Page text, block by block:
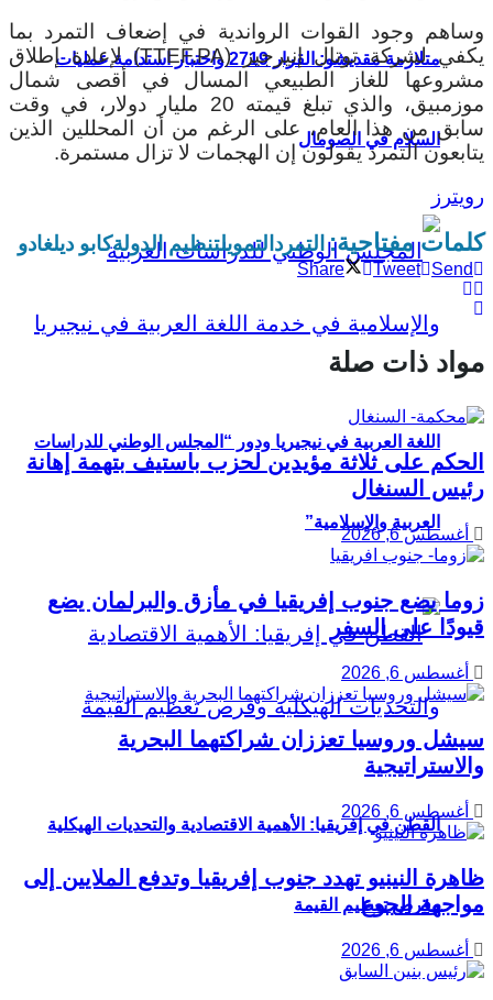
متلازمة مقديشو: القرار 2719 واختبار استدامة عمليات
السلام في الصومال
اللغة العربية في نيجيريا ودور “المجلس الوطني للدراسات
العربية والإسلامية”
القطن في إفريقيا: الأهمية الاقتصادية والتحديات الهيكلية
وفرص تعظيم القيمة
وساهم وجود القوات الرواندية في إضعاف التمرد بما
يكفي لشركة توتال إنيرجيز (TTEF.PA) لإعادة إطلاق
مشروعها للغاز الطبيعي المسال في أقصى شمال
موزمبيق، والذي تبلغ قيمته 20 مليار دولار، في وقت
سابق من هذا العام، على الرغم من أن المحللين الذين
يتابعون التمرد يقولون إن الهجمات لا تزال مستمرة.
رويترز
كلمات مفتاحية: التمرد التمويلتنظيم الدولةكابو ديلغادو
Share Tweet Send
مواد ذات صلة
الحكم على ثلاثة مؤيدين لحزب باستيف بتهمة إهانة
رئيس السنغال
أغسطس 6, 2026
زوما يضع جنوب إفريقيا في مأزق والبرلمان يضع
قيودًا على السفر
أغسطس 6, 2026
سيشل وروسيا تعززان شراكتهما البحرية
والاستراتيجية
أغسطس 6, 2026
ظاهرة النينيو تهدد جنوب إفريقيا وتدفع الملايين إلى
مواجهة الجوع
أغسطس 6, 2026